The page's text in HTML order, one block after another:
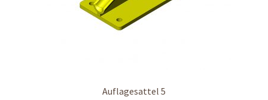
Auflagesattel 5